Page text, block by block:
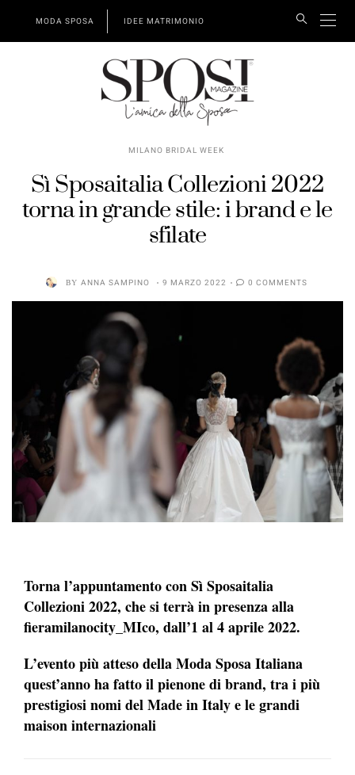
MODA SPOSA IDEE MATRIMONIO
MILANO BRIDAL WEEK
Sì Sposaitalia Collezioni 2022
torna in grande stile: i brand e le
sfilate
BY ANNA SAMPINO 9 MARZO 2022 0 COMMENTS
Torna l’appuntamento con Sì Sposaitalia
Collezioni 2022, che si terrà in presenza alla
fieramilanocity_MIco, dall’1 al 4 aprile 2022.
L’evento più atteso della Moda Sposa Italiana
quest’anno ha fatto il pienone di brand, tra i più
prestigiosi nomi del Made in Italy e le grandi
maison internazionali